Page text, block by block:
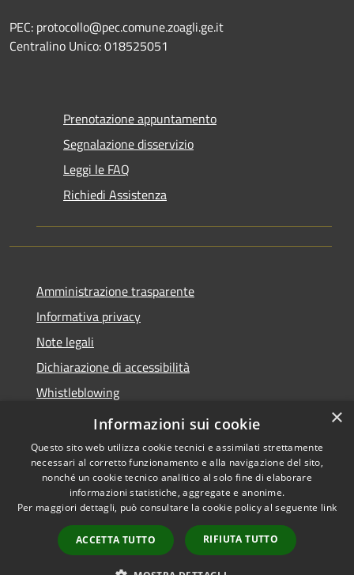
PEC: protocollo@pec.comune.zoagli.ge.it
Centralino Unico: 018525051
Prenotazione appuntamento
Segnalazione disservizio
Leggi le FAQ
Richiedi Assistenza
Amministrazione trasparente
Informativa privacy
Note legali
Dichiarazione di accessibilità
Whistleblowing
Piano di miglioramento dei servizi
Accessibilità
Copyright © 2026 • Comune di
Zoagli • Powered by
Municipium•
Accesso
redazione
×
Informazioni sui cookie
Questo sito web utilizza cookie tecnici e assimilati strettamente
necessari al corretto funzionamento e alla navigazione del sito,
nonché un cookie tecnico analitico al solo fine di elaborare
informazioni statistiche, aggregate e anonime.
Per maggiori dettagli, può consultare la cookie policy al seguente link
ACCETTA TUTTO RIFIUTA TUTTO